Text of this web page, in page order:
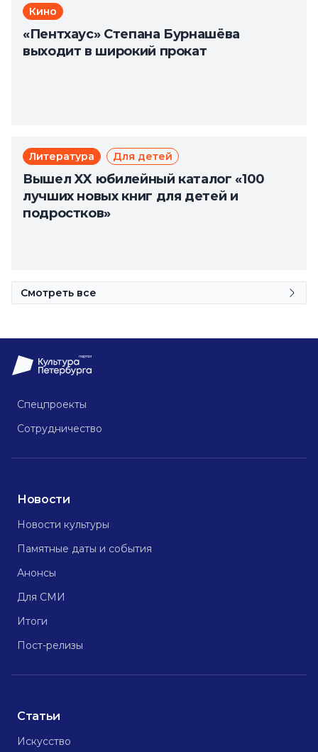
Кино
«Пентхаус» Степана Бурнашёва
выходит в широкий прокат
Литература Для детей
Вышел XX юбилейный каталог «100
лучших новых книг для детей и
подростков»
Смотреть все
Спецпроекты
Сотрудничество
Новости
Новости культуры
Памятные даты и события
Анонсы
Для СМИ
Итоги
Пост-релизы
Статьи
Искусство